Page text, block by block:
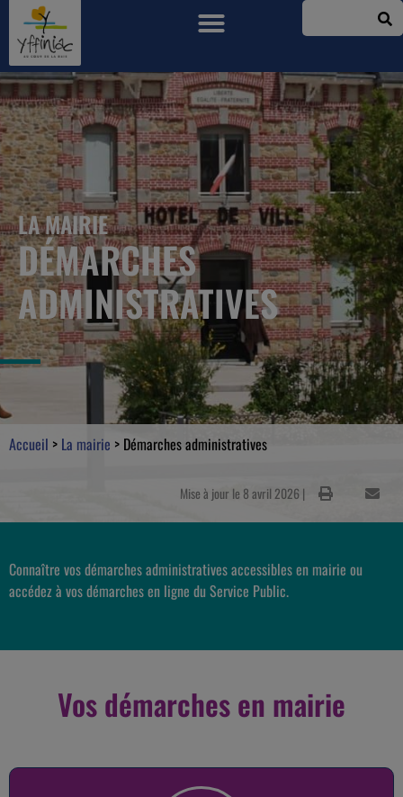
LA MAIRIE
DÉMARCHES
ADMINISTRATIVES
Accueil > La mairie > Démarches administratives
Mise à jour le 8 avril 2026 |
Connaître vos démarches administratives accessibles en mairie ou
accédez à vos démarches en ligne du Service Public.
Vos démarches en mairie